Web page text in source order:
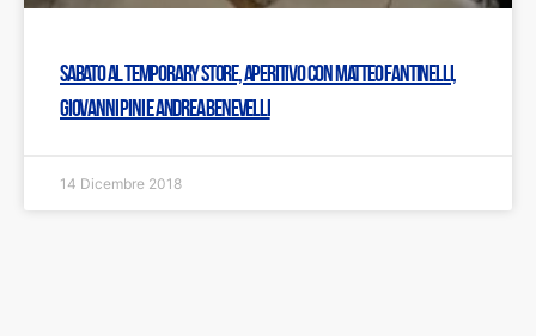
Sabato al Temporary Store, aperitivo con Matteo Fantinelli,
Giovanni Pini e Andrea Benevelli
14 Dicembre 2018